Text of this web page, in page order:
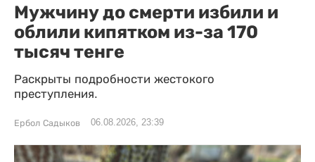
Мужчину до смерти избили и
облили кипятком из-за 170
тысяч тенге
Раскрыты подробности жестокого
преступления.
Ербол Садыков 06.08.2026, 23:39